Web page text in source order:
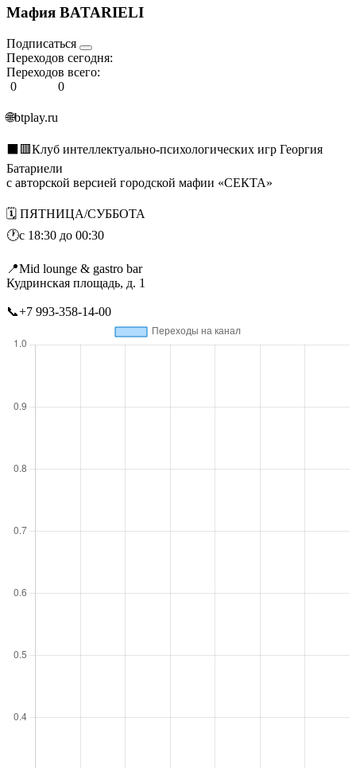
Мафия BATARIELI
Подписаться
Переходов сегодня:
Переходов всего:
0
0
🌐btplay.ru
⬛️🟥Клуб интеллектуально-психологических игр Георгия
Батариели
с авторской версией городской мафии «СЕКТА»
🗓️ ПЯТНИЦА/СУББОТА
🕐с 18:30 до 00:30
📍Mid lounge & gastro bar
Кудринская площадь, д. 1
📞+7 993-358-14-00